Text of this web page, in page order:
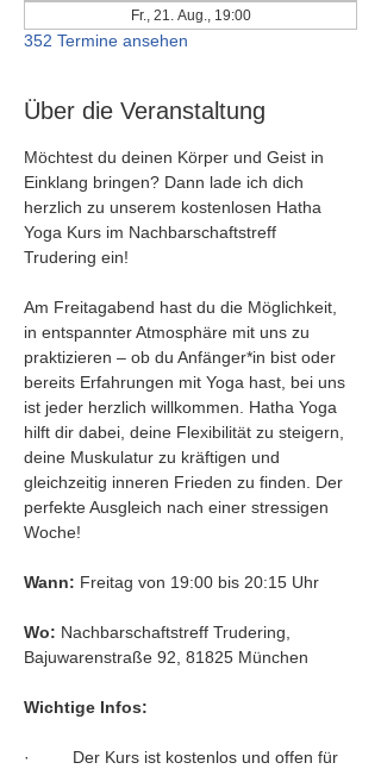
Fr., 21. Aug., 19:00
352 Termine ansehen
Über die Veranstaltung
Möchtest du deinen Körper und Geist in
Einklang bringen? Dann lade ich dich
herzlich zu unserem kostenlosen Hatha
Yoga Kurs im Nachbarschaftstreff
Trudering ein!
Am Freitagabend hast du die Möglichkeit,
in entspannter Atmosphäre mit uns zu
praktizieren – ob du Anfänger*in bist oder
bereits Erfahrungen mit Yoga hast, bei uns
ist jeder herzlich willkommen. Hatha Yoga
hilft dir dabei, deine Flexibilität zu steigern,
deine Muskulatur zu kräftigen und
gleichzeitig inneren Frieden zu finden. Der
perfekte Ausgleich nach einer stressigen
Woche!
Wann: Freitag von 19:00 bis 20:15 Uhr
Wo: Nachbarschaftstreff Trudering,
Bajuwarenstraße 92, 81825 München
Wichtige Infos:
·         Der Kurs ist kostenlos und offen für